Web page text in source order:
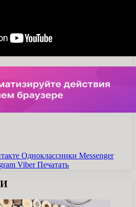
Одноклассники Messenger
Viber Печатать